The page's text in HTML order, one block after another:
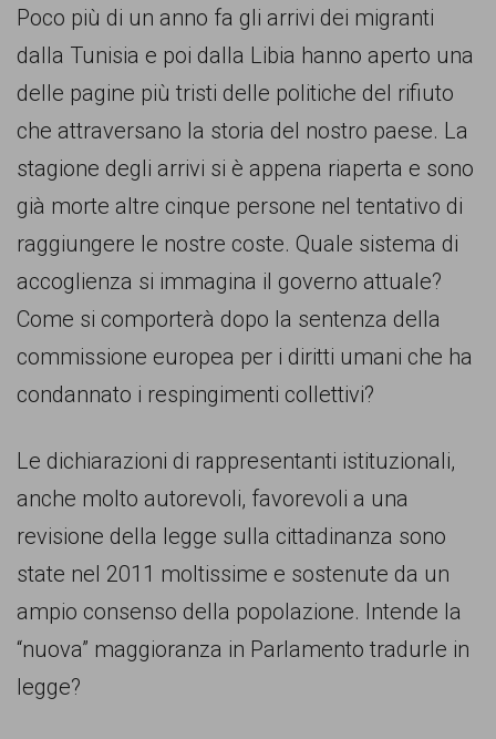
Poco più di un anno fa gli arrivi dei migranti
dalla Tunisia e poi dalla Libia hanno aperto una
delle pagine più tristi delle politiche del rifiuto
che attraversano la storia del nostro paese. La
stagione degli arrivi si è appena riaperta e sono
già morte altre cinque persone nel tentativo di
raggiungere le nostre coste. Quale sistema di
accoglienza si immagina il governo attuale?
Come si comporterà dopo la sentenza della
commissione europea per i diritti umani che ha
condannato i respingimenti collettivi?
Le dichiarazioni di rappresentanti istituzionali,
anche molto autorevoli, favorevoli a una
revisione della legge sulla cittadinanza sono
state nel 2011 moltissime e sostenute da un
ampio consenso della popolazione. Intende la
“nuova” maggioranza in Parlamento tradurle in
legge?